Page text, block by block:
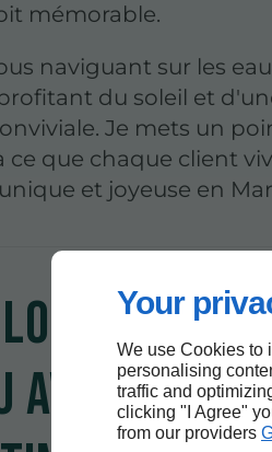
Your
We use Cookies to
personalising
traffic and
clicking "I Agree"
from our providers
mémorable.
naviguant sur les
du soleil et
Je mets un
ce que chaque client
et joyeuse en
de
avec